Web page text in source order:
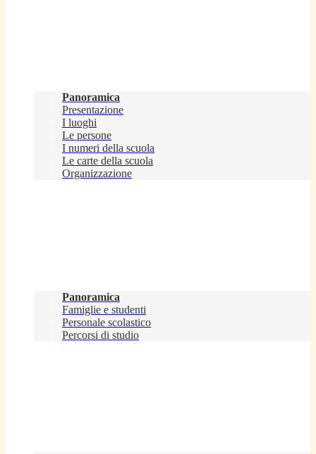
Panoramica
Presentazione
I luoghi
Le persone
I numeri della scuola
Le carte della scuola
Organizzazione
Panoramica
Famiglie e studenti
Personale scolastico
Percorsi di studio